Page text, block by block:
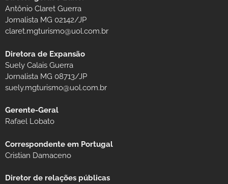
Antônio Claret Guerra
Jornalista MG 02142/JP
claret.mgturismo@uol.com.br
Diretora de Expansão
Suely Calais Guerra
Jornalista MG 08713/JP
suely.mgturismo@uol.com.br
Gerente-Geral
Rafael Lobato
Correspondente em Portugal
Cristian Damaceno
Diretor de relações públicas